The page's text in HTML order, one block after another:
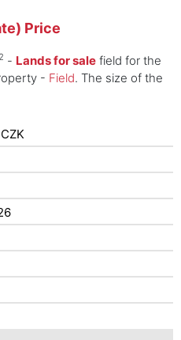
Price
2 - Lands for sale field for the
- Field. The size of the